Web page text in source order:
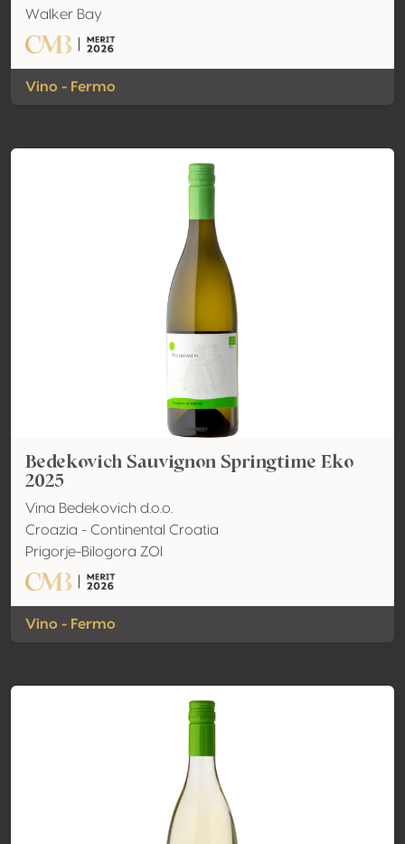
Walker Bay
Vino - Fermo
Bedekovich Sauvignon Springtime Eko
2025
Vina Bedekovich d.o.o.
Croazia - Continental Croatia
Prigorje-Bilogora ZOI
Vino - Fermo